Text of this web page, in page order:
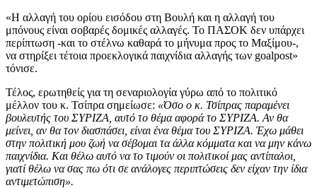
«Η αλλαγή του ορίου εισόδου στη Βουλή και η αλλαγή του
μπόνους είναι σοβαρές δομικές αλλαγές. Το ΠΑΣΟΚ δεν υπάρχει
περίπτωση -και το στέλνω καθαρά το μήνυμα προς το Μαξίμου-,
να στηρίξει τέτοια προεκλογικά παιχνίδια αλλαγής των goalpost»
τόνισε.
Τέλος, ερωτηθείς για τη σεναριολογία γύρω από το πολιτικό
μέλλον του κ. Τσίπρα σημείωσε: «Όσο ο κ. Τσίπρας παραμένει
βουλευτής του ΣΥΡΙΖΑ, αυτό το θέμα αφορά το ΣΥΡΙΖΑ. Αν θα
μείνει, αν θα τον διασπάσει, είναι ένα θέμα του ΣΥΡΙΖΑ. Έχω μάθει
στην πολιτική μου ζωή να σέβομαι τα άλλα κόμματα και να μην κάνω
παιχνίδια. Και θέλω αυτό να το τιμούν οι πολιτικοί μας αντίπαλοι,
γιατί θέλω να σας πω ότι σε ανάλογες περιπτώσεις δεν είχαν την ίδια
αντιμετώπιση».